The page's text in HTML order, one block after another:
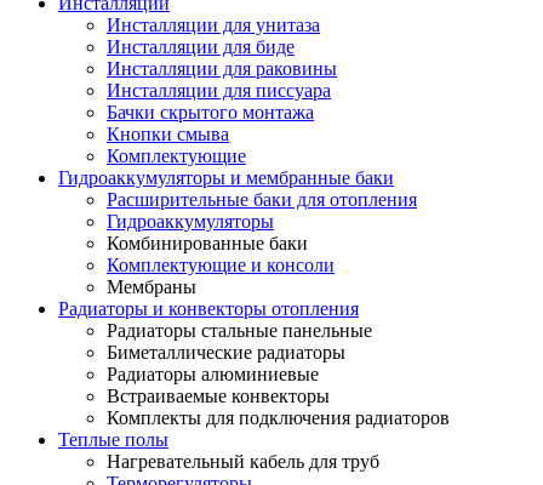
Инсталляции для унитаза
Инсталляции для биде
Инсталляции для раковины
Инсталляции для писсуара
Бачки скрытого монтажа
Кнопки смыва
Комплектующие
Гидроаккумуляторы и мембранные баки
Расширительные баки для отопления
Гидроаккумуляторы
Комбинированные баки
Комплектующие и консоли
Мембраны
Радиаторы и конвекторы отопления
Радиаторы стальные панельные
Биметаллические радиаторы
Радиаторы алюминиевые
Встраиваемые конвекторы
Комплекты для подключения радиаторов
Теплые полы
Нагревательный кабель для труб